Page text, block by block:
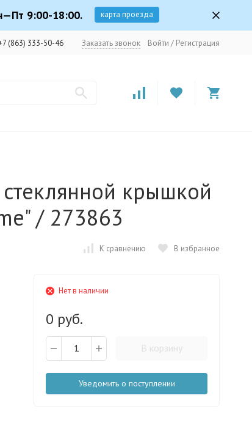
9:00-18:00. карта проезда
(863) 333-50-46 Заказать звонок Войти / Регистрация
крышкой
/ 273863
К сравнению В избранное
Нет в наличии
0 руб.
В корзину
Уведомить о поступлении